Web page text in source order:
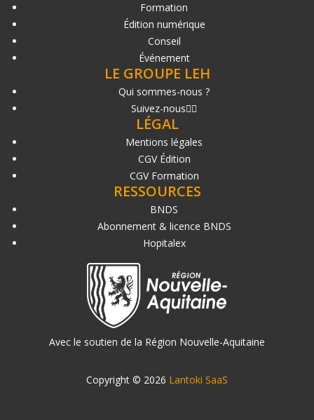
Formation
Édition numérique
Conseil
Événement
LE GROUPE LEH
Qui sommes-nous ?
Suivez-nous
LÉGAL
Mentions légales
CGV Édition
CGV Formation
RESSOURCES
BNDS
Abonnement & licence BNDS
Hopitalex
Avec le soutien de la Région Nouvelle-Aquitaine
Copyright © 2026 Lantoki SaaS